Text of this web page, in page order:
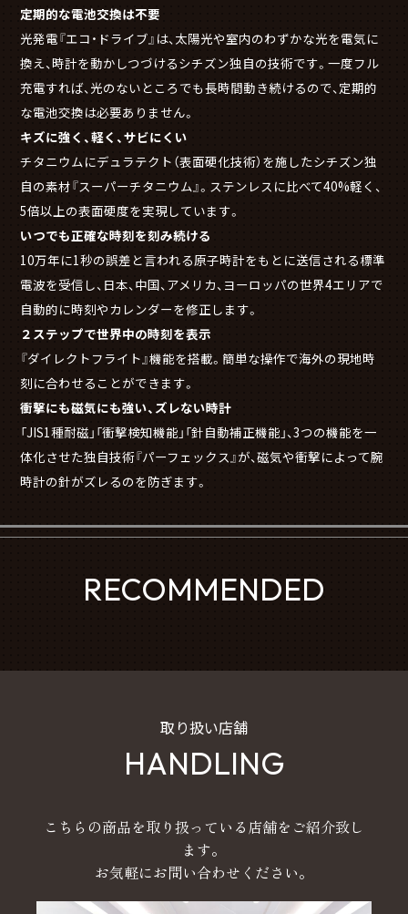
定期的な電池交換は不要
光発電『エコ・ドライブ』は、太陽光や室内のわずかな光を電気に
換え、時計を動かしつづけるシチズン独自の技術です。一度フル
充電すれば、光のないところでも長時間動き続けるので、定期的
な電池交換は必要ありません。
キズに強く、軽く、サビにくい
チタニウムにデュラテクト（表面硬化技術）を施したシチズン独
自の素材『スーパーチタニウム』。ステンレスに比べて40%軽く、
5倍以上の表面硬度を実現しています。
いつでも正確な時刻を刻み続ける
10万年に1秒の誤差と言われる原子時計をもとに送信される標準
電波を受信し、日本、中国、アメリカ、ヨーロッパの世界4エリアで
自動的に時刻やカレンダーを修正します。
２ステップで世界中の時刻を表示
『ダイレクトフライト』機能を搭載。簡単な操作で海外の現地時
刻に合わせることができます。
衝撃にも磁気にも強い、ズレない時計
「JIS1種耐磁」「衝撃検知機能」「針自動補正機能」、3つの機能を一
体化させた独自技術『パーフェックス』が、磁気や衝撃によって腕
時計の針がズレるのを防ぎます。
RECOMMENDED
取り扱い店舗
HANDLING
こちらの商品を取り扱っている店舗をご紹介致し
ます。
お気軽にお問い合わせください。